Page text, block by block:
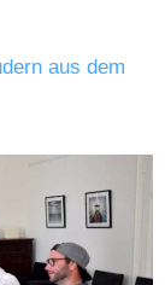
aus dem